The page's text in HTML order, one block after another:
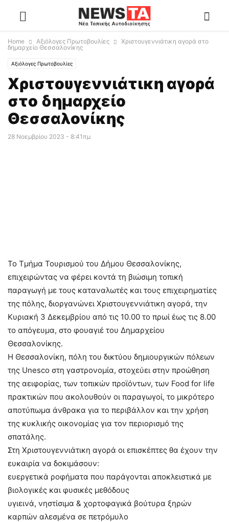
Home Αξιόλογες Πρωτοβουλίες
Χριστουγεννιάτικη αγορά στο
δημαρχείο Θεσσαλονίκης
Αξιόλογες Πρωτοβουλίες
Χριστουγεννιάτικη αγορά
στο δημαρχείο
Θεσσαλονίκης
28 Νοεμβρίου 2023 - 8:41πμ
Το Τμήμα Τουρισμού του Δήμου Θεσσαλονίκης,
επιχειρώντας να φέρει κοντά τη βιώσιμη τοπική
παραγωγή με τους καταναλωτές και τους επιχειρηματίες
της πόλης, διοργανώνει Χριστουγεννιάτικη αγορά, την
Κυριακή 3 Δεκεμβρίου από τις 10.00 το πρωί έως τις 8.00
το απόγευμα, στο φουαγιέ του Δημαρχείου
Θεσσαλονίκης.
Η Θεσσαλονίκη, πόλη του δικτύου δημιουργικών πόλεων
της Unesco στη γαστρονομία, στοχεύει στην προώθηση
της αειφορίας, των τοπικών προϊόντων, των Food for life
πρακτικών που ακολουθούν οι παραγωγοί, το μικρότερο
αποτύπωμα άνθρακα για το περιβάλλον και την χρήση
της κυκλικής οικονομίας για τον περιορισμό της
σπατάλης.
Στη Χριστουγεννιάτικη αγορά οι επισκέπτες θα έχουν την
ευκαιρία να δοκιμάσουν:
ευεργετικά ροφήματα που παράγονται αποκλειστικά με
βιολογικές και φυσικές μεθόδους
υγιεινά, νηστίσιμα & χορτοφαγικά βούτυρα ξηρών
καρπών αλεσμένα σε πετρόμυλο